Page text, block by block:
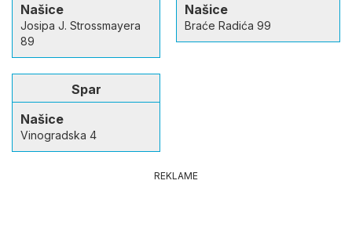
Našice
Josipa J. Strossmayera
89
Našice
Braće Radića 99
Spar
Našice
Vinogradska 4
REKLAME